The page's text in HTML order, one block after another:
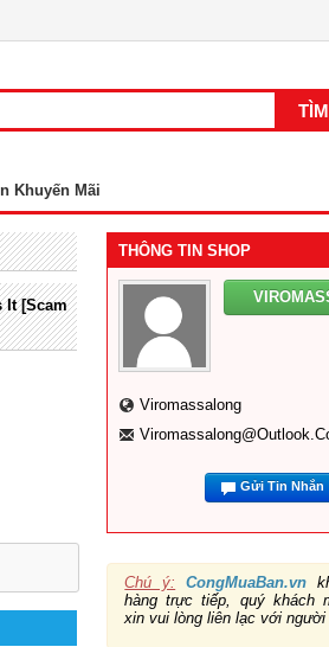
Khuyến Mãi
It [Scam
THÔNG TIN SHOP
Viromassalong
Gửi Tin Nhắn
Chú ý: CongMuaBan.vn
hàng trực tiếp, quý khách
xin vui lòng liên lạc với người